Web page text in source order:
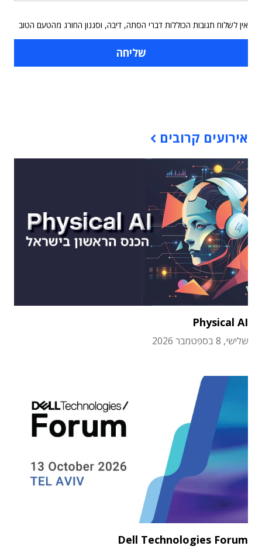
אין לשלוח תגובות הכוללות דברי הסתה, דיבה, וסגנון החורג מהטעם הטוב
אירועים קרובים
Physical AI
שלישי, 8 בספטמבר 2026
Dell Technologies Forum